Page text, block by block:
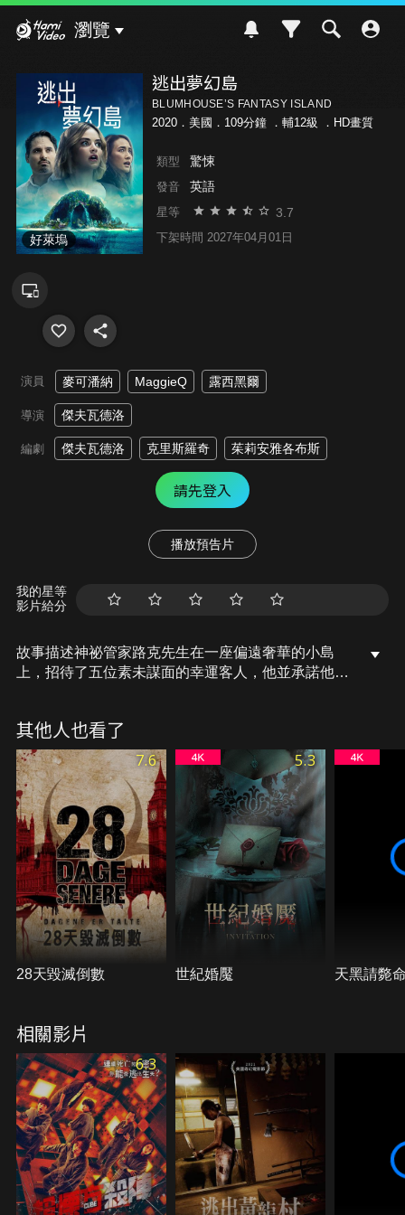
瀏覽
好萊塢
逃出夢幻島
BLUMHOUSE’S FANTASY ISLAND
2020．美國．109分鐘 ． 輔12級 ．HD畫質
類型 驚悚
發音 英語
星等 3.7
下架時間 2027年04月01日
演員 麥可潘納 MaggieQ 露西黑爾
導演 傑夫瓦德洛
編劇 傑夫瓦德洛 克里斯羅奇 茱莉安雅各布斯
請先登入
播放預告片
我的星等
影片給分
故事描述神祕管家路克先生在一座偏遠奢華的小島
上，招待了五位素未謀面的幸運客人，他並承諾他
何分辨真假，逃離這個神祕恐怖之地…。
其他人也看了
7.6
28天毀滅倒數
5.3
世紀婚魘 天黑請斃
相關影片
6.3